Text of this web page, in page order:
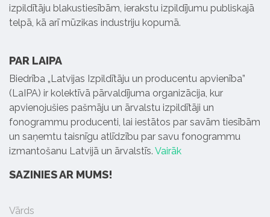
izpildītāju blakustiesībām, ierakstu izpildījumu publiskajā
telpā, kā arī mūzikas industriju kopumā.
PAR LAIPA
Biedrība „Latvijas Izpildītāju un producentu apvienība”
(LaIPA) ir kolektīvā pārvaldījuma organizācija, kur
apvienojušies pašmāju un ārvalstu izpildītāji un
fonogrammu producenti, lai iestātos par savām tiesībām
un saņemtu taisnīgu atlīdzību par savu fonogrammu
izmantošanu Latvijā un ārvalstīs. Vairāk
SAZINIES AR MUMS!
Vārds